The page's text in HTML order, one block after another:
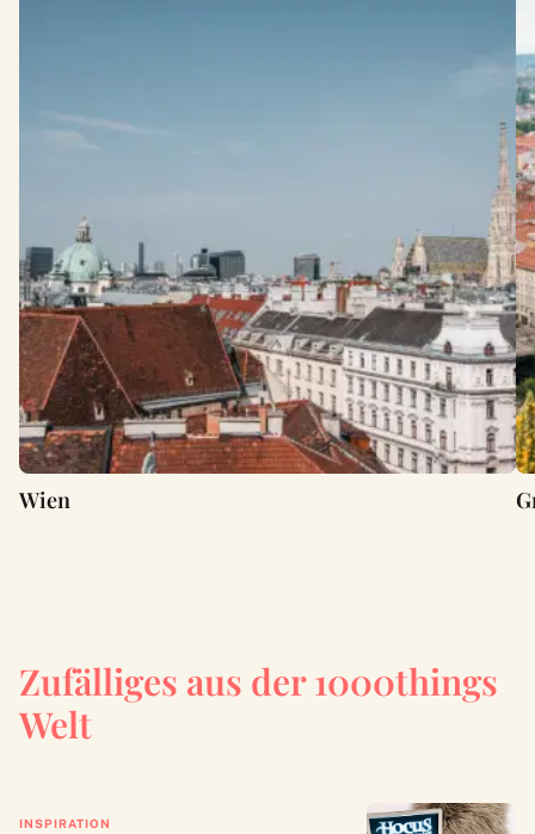
Wien
Zufälliges aus der 1000things
Welt
INSPIRATION